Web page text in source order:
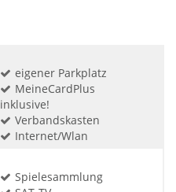
eigener Parkplatz
MeineCardPlus
inklusive!
Verbandskasten
Internet/Wlan
Spielesammlung